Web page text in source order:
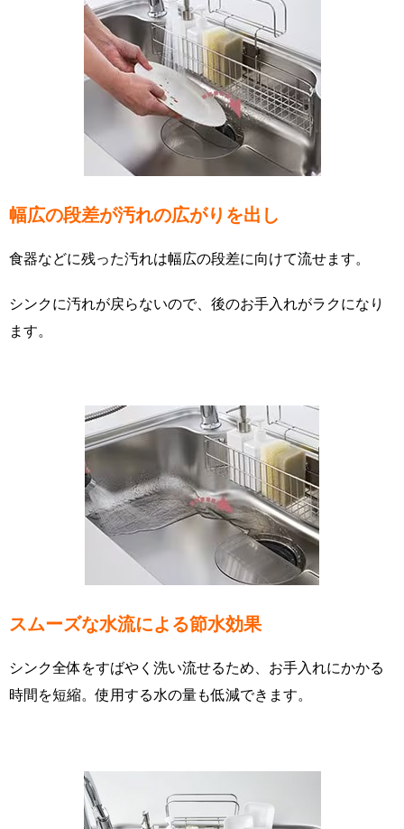
幅広の段差が汚れの広がりを出し
食器などに残った汚れは幅広の段差に向けて流せます。
シンクに汚れが戻らないので、後のお手入れがラクになり
ます。
スムーズな水流による節水効果
シンク全体をすばやく洗い流せるため、お手入れにかかる
時間を短縮。使用する水の量も低減できます。